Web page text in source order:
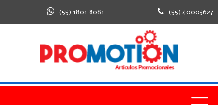
(55) 1801 8081 (55) 40005627